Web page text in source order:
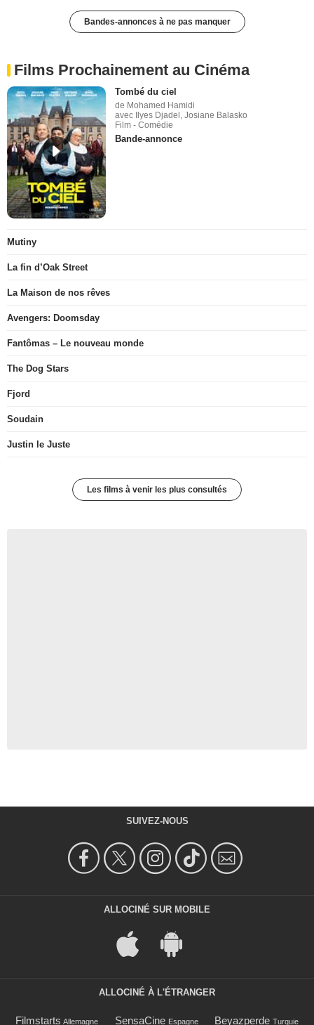
Bandes-annonces à ne pas manquer
Films Prochainement au Cinéma
Tombé du ciel
de Mohamed Hamidi
avec Ilyes Djadel, Josiane Balasko
Film - Comédie
Bande-annonce
Mutiny
La fin d’Oak Street
La Maison de nos rêves
Avengers: Doomsday
Fantômas – Le nouveau monde
The Dog Stars
Fjord
Soudain
Justin le Juste
Les films à venir les plus consultés
SUIVEZ-NOUS
ALLOCINÉ SUR MOBILE
ALLOCINÉ À L'ÉTRANGER
Filmstarts Allemagne SensaCine Espagne Beyazperde Turquie